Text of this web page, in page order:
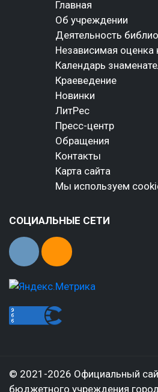
Главная
Об учреждении
Деятельность
Независимая оценка
Календарь
Краеведение
Новинки
ЛитРес
Пресс-центр
Обращения
Контакты
Карта сайта
Мы используем
СОЦИАЛЬНЫЕ СЕТИ
© 2021-2026 Официальный
бюджетного учреждения